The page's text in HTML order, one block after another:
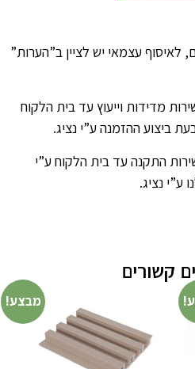
לאיסוף עצמאי יש לציין ב”הערות”
מדידות וייעוץ עד בית הלקוח
התקנה עד בית הלקוח ע”י
ע”י נציג.
קשורים
מבצע!